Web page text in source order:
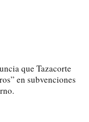
que Tazacorte
en subvenciones